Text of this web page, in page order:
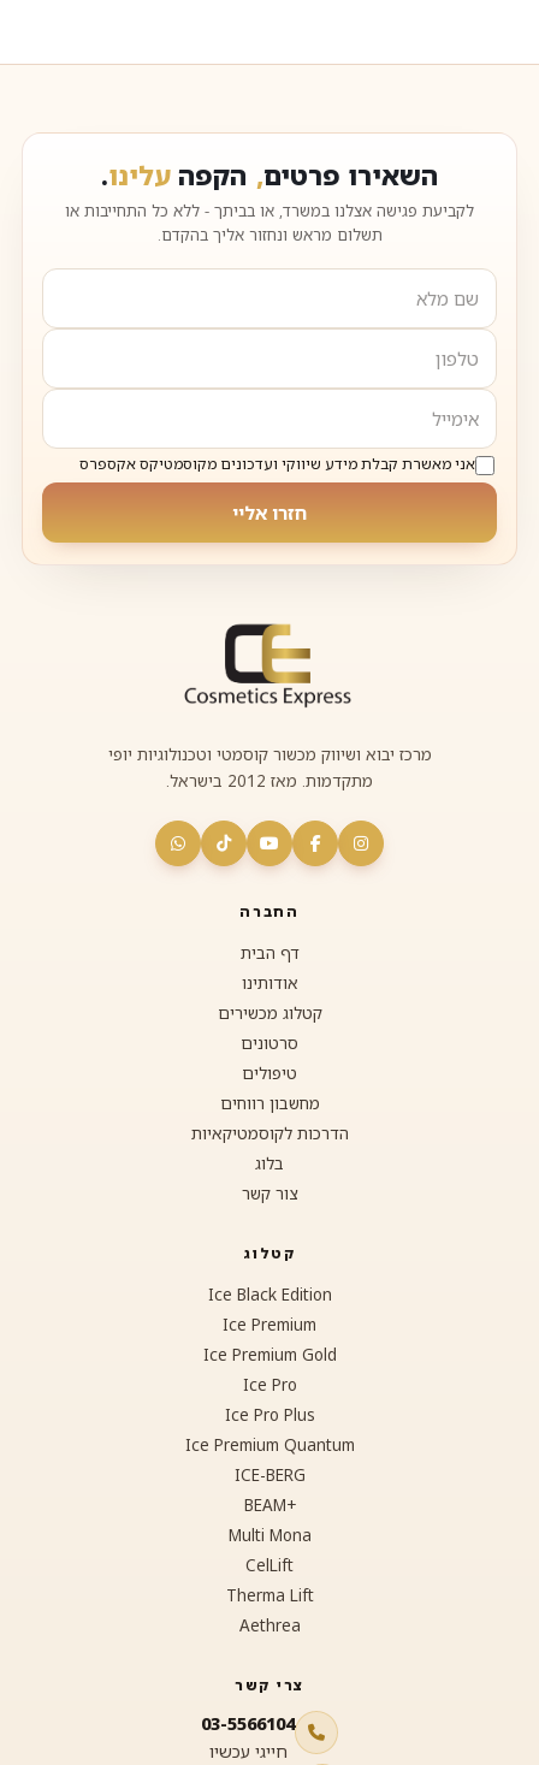
השאירו פרטים, הקפה עלינו.
לקביעת פגישה אצלנו במשרד, או בביתך - ללא כל התחייבות או
תשלום מראש ונחזור אליך בהקדם.
אני מאשרת קבלת מידע שיווקי ועדכונים מקוסמטיקס אקספרס
חזרו אליי
מרכז יבוא ושיווק מכשור קוסמטי וטכנולוגיות יופי
מתקדמות. מאז 2012 בישראל.
החברה
דף הבית
אודותינו
קטלוג מכשירים
סרטונים
טיפולים
מחשבון רווחים
הדרכות לקוסמטיקאיות
בלוג
צור קשר
קטלוג
Ice Black Edition
Ice Premium
Ice Premium Gold
Ice Pro
Ice Pro Plus
Ice Premium Quantum
ICE-BERG
+BEAM
Multi Mona
CelLift
Therma Lift
Aethrea
צרי קשר
03-5566104
חייגי עכשיו